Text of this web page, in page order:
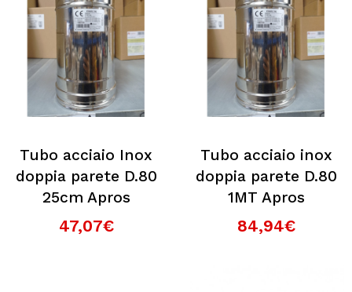
Tubo acciaio Inox
doppia parete D.80
25cm Apros
47,07€
Tubo acciaio inox
doppia parete D.80
1MT Apros
84,94€